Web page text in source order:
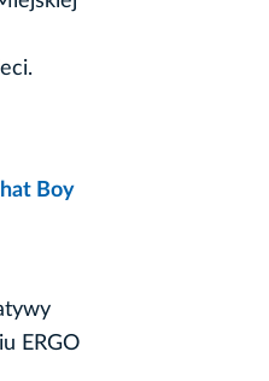
Boy
ERGO